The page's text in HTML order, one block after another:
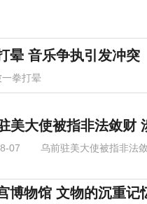
晕 音乐争执引发冲突
拳打晕
美大使被指非法敛财
07 乌前驻美大使被指非法
博物馆 文物的沉重记